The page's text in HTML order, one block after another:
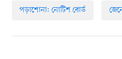
পড়াশোনা: নোটিশ বোর্ড